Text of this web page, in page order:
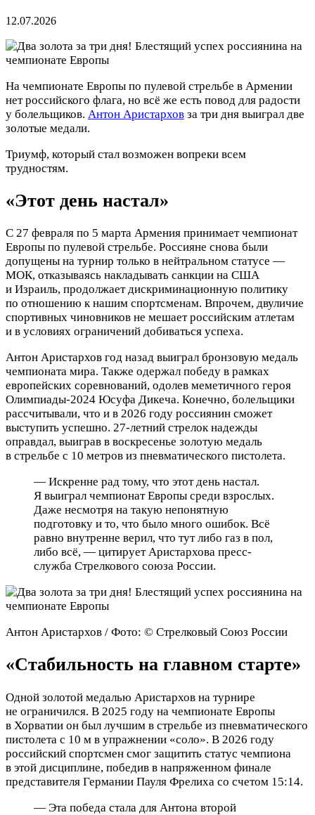
12.07.2026
На чемпионате Европы по пулевой стрельбе в Армении
нет российского флага, но всё же есть повод для радости
у болельщиков. Антон Аристархов за три дня выиграл две
золотые медали.
Триумф, который стал возможен вопреки всем
трудностям.
«Этот день настал»
С 27 февраля по 5 марта Армения принимает чемпионат
Европы по пулевой стрельбе. Россияне снова были
допущены на турнир только в нейтральном статусе —
МОК, отказываясь накладывать санкции на США
и Израиль, продолжает дискриминационную политику
по отношению к нашим спортсменам. Впрочем, двуличие
спортивных чиновников не мешает российским атлетам
и в условиях ограничений добиваться успеха.
Антон Аристархов год назад выиграл бронзовую медаль
чемпионата мира. Также одержал победу в рамках
европейских соревнований, одолев меметичного героя
Олимпиады-2024 Юсуфа Дикеча. Конечно, болельщики
рассчитывали, что и в 2026 году россиянин сможет
выступить успешно. 27-летний стрелок надежды
оправдал, выиграв в воскресенье золотую медаль
в стрельбе с 10 метров из пневматического пистолета.
— Искренне рад тому, что этот день настал.
Я выиграл чемпионат Европы среди взрослых.
Даже несмотря на такую непонятную
подготовку и то, что было много ошибок. Всё
равно внутренне верил, что тут либо газ в пол,
либо всё, — цитирует Аристархова пресс-
служба Стрелкового союза России.
Антон Аристархов / Фото: © Стрелковый Союз России
«Стабильность на главном старте»
Одной золотой медалью Аристархов на турнире
не ограничился. В 2025 году на чемпионате Европы
в Хорватии он был лучшим в стрельбе из пневматического
пистолета с 10 м в упражнении «соло». В 2026 году
российский спортсмен смог защитить статус чемпиона
в этой дисциплине, победив в напряженном финале
представителя Германии Пауля Фрелиха со счетом 15:14.
— Эта победа стала для Антона второй